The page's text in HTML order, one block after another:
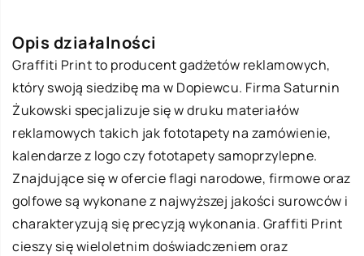
Opis działalności
Graffiti Print to producent gadżetów reklamowych,
który swoją siedzibę ma w Dopiewcu. Firma Saturnin
Żukowski specjalizuje się w druku materiałów
reklamowych takich jak fototapety na zamówienie,
kalendarze z logo czy fototapety samoprzylepne.
Znajdujące się w ofercie flagi narodowe, firmowe oraz
golfowe są wykonane z najwyższej jakości surowców i
charakteryzują się precyzją wykonania. Graffiti Print
cieszy się wieloletnim doświadczeniem oraz